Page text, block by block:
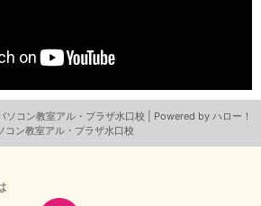
コン教室アル・プラザ水口校 | Powered by ハロー！
コン教室アル・プラザ水口校